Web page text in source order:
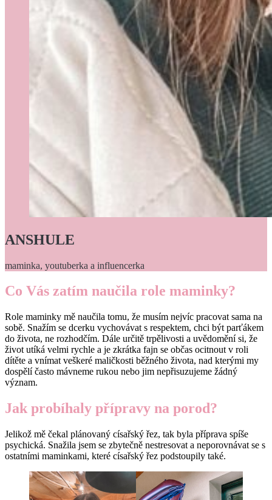
ANSHULE
maminka, youtuberka a influencerka
Co Vás zatím naučila role maminky?
Role maminky mě naučila tomu, že musím nejvíc pracovat sama na
sobě. Snažím se dcerku vychovávat s respektem, chci být parťákem
do života, ne rozhodčím. Dále určitě trpělivosti a uvědomění si, že
život utíká velmi rychle a je zkrátka fajn se občas ocitnout v roli
dítěte a vnímat veškeré maličkosti běžného života, nad kterými my
dospělí často mávneme rukou nebo jim nepřisuzujeme žádný
význam.
Jak probíhaly přípravy na porod?
Jelikož mě čekal plánovaný císařský řez, tak byla příprava spíše
psychická. Snažila jsem se zbytečně nestresovat a neporovnávat se s
ostatními maminkami, které císařský řez podstoupily také.